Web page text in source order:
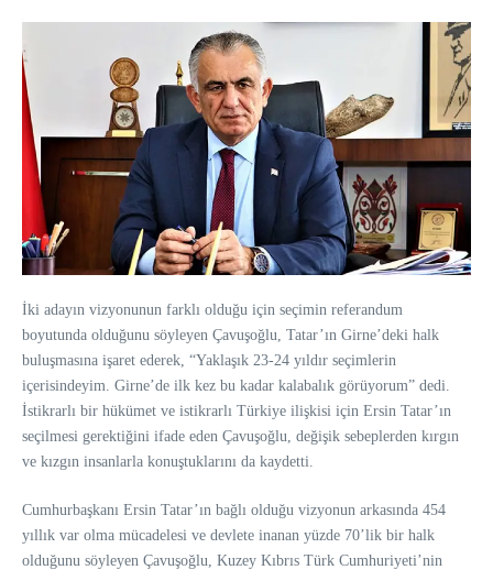
İki adayın vizyonunun farklı olduğu için seçimin referandum
boyutunda olduğunu söyleyen Çavuşoğlu, Tatar’ın Girne’deki halk
buluşmasına işaret ederek, “Yaklaşık 23-24 yıldır seçimlerin
içerisindeyim. Girne’de ilk kez bu kadar kalabalık görüyorum” dedi.
İstikrarlı bir hükümet ve istikrarlı Türkiye ilişkisi için Ersin Tatar’ın
seçilmesi gerektiğini ifade eden Çavuşoğlu, değişik sebeplerden kırgın
ve kızgın insanlarla konuştuklarını da kaydetti.
Cumhurbaşkanı Ersin Tatar’ın bağlı olduğu vizyonun arkasında 454
yıllık var olma mücadelesi ve devlete inanan yüzde 70’lik bir halk
olduğunu söyleyen Çavuşoğlu, Kuzey Kıbrıs Türk Cumhuriyeti’nin